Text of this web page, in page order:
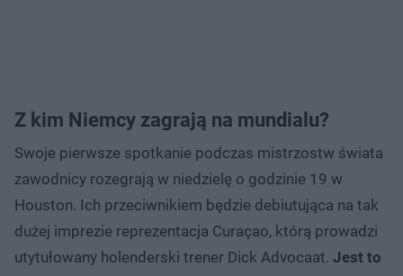
Z kim Niemcy zagrają na mundialu?
Swoje pierwsze spotkanie podczas mistrzostw świata
zawodnicy rozegrają w niedzielę o godzinie 19 w
Houston. Ich przeciwnikiem będzie debiutująca na tak
dużej imprezie reprezentacja Curaçao, którą prowadzi
utytułowany holenderski trener Dick Advocaat. Jest to